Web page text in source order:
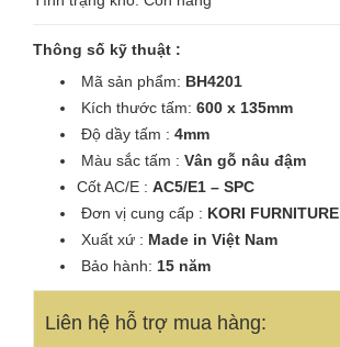
Thông số kỹ thuật :
Mã sản phẩm: BH4201
Kích thước tấm: 600 x 135mm
Độ dầy tấm : 4mm
Màu sắc tấm : Vân gỗ nâu đậm
Cốt AC/E : AC5/E1 – SPC
Đơn vị cung cấp : KORI FURNITURE
Xuất xứ : Made in Việt Nam
Bảo hành: 15 năm
Liên hệ hỗ trợ mua hàng: